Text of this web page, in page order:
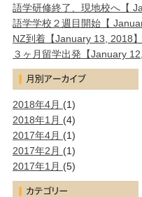
語学研修終了、現地校へ【
語学学校２週目開始【
NZ到着【January 13, 2018】
３ヶ月留学出発【January 12,
2018年4月 (1)
2018年1月 (4)
2017年4月 (1)
2017年2月 (1)
2017年1月 (5)